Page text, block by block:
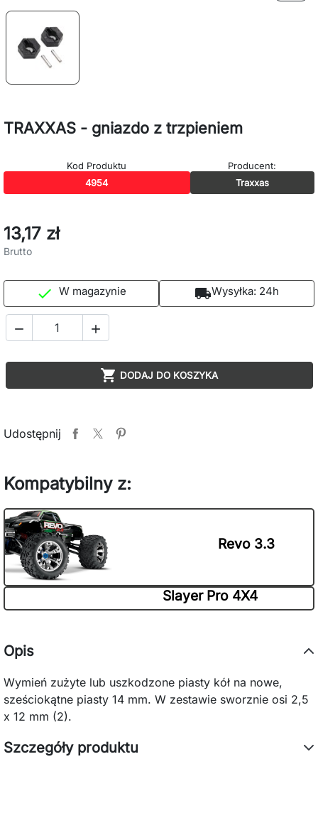
TRAXXAS - gniazdo z trzpieniem
Kod Produktu
4954
Producent:
Traxxas
13,17 zł
Brutto
 W magazynie local_shippingWysyłka: 24h
 
 DODAJ DO KOSZYKA
Udostępnij
Kompatybilny z:
Revo 3.3
Slayer Pro 4X4
Opis
Wymień zużyte lub uszkodzone piasty kół na nowe,
sześciokątne piasty 14 mm. W zestawie sworznie osi 2,5
x 12 mm (2).
Szczegóły produktu